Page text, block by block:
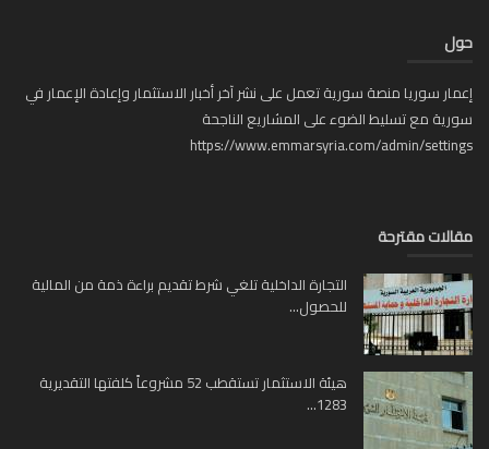
سوريا منصة سورية تعمل على نشر آخر أخبار الاستثمار وإعادة الإعمار في
مع تسليط الضوء على المشاريع الناجحة
https://www.emmarsyria.com/admin/
مقترحة
التجارة الداخلية تلغي شرط تقديم براءة ذمة من المالية
للحصول...
هيئة الاستثمار تستقطب 52 مشروعاً كلفتها التقديرية
1283...